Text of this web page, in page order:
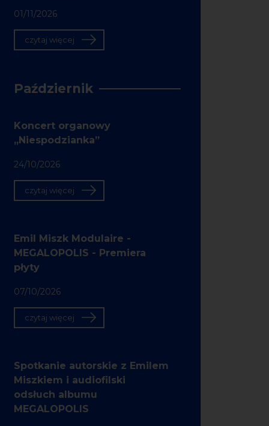
01/11/2026
czytaj więcej
Październik
Koncert organowy
„Niespodzianka”
24/10/2026
czytaj więcej
Emil Miszk Modulaire -
MEGALOPOLIS - Premiera
płyty
07/10/2026
czytaj więcej
Spotkanie autorskie z Emilem
Miszkiem i audiofilski
odsłuch albumu
MEGALOPOLIS